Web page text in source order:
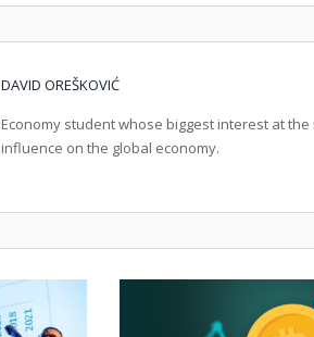
DAVID OREŠKOVIĆ
Economy student whose biggest interest at
influence on the global economy.